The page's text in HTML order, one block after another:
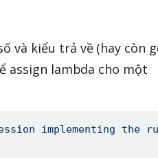
và kiểu trả về (hay còn
assign lambda cho một
implementing the